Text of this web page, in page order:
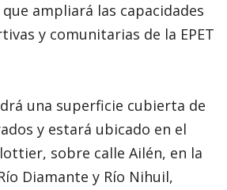
ampliará las capacidades
y comunitarias de la EPET
una superficie cubierta de
y estará ubicado en el
sobre calle Ailén, en la
Diamante y Río Nihuil,